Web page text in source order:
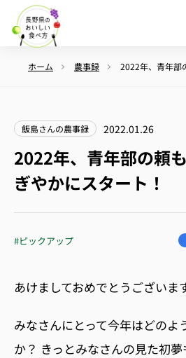
ホーム 農事録 2022年、青年部
飯島さんの農事録 2022.01.26
2022年、青年部の頼
ぎやかにスタート！
#ピックアップ
あけましておめでとうございます
みなさんにとって今年はどのよ
か？ きっとみなさんの見た初